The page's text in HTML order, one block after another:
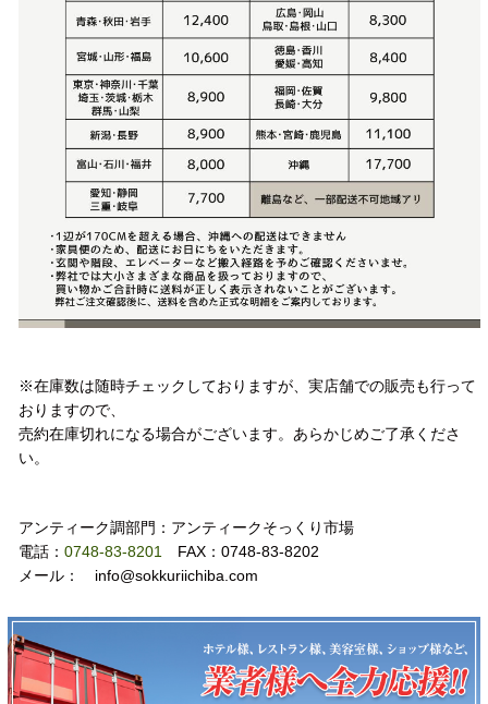
※在庫数は随時チェックしておりますが、実店舗での販売も行って
おりますので、
売約在庫切れになる場合がございます。あらかじめご了承くださ
い。
アンティーク調部門：アンティークそっくり市場
電話： 0748-83-8201
FAX：0748-83-8202
メール： info@sokkuriichiba.com